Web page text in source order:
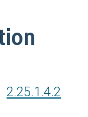
2.25.1.4.2